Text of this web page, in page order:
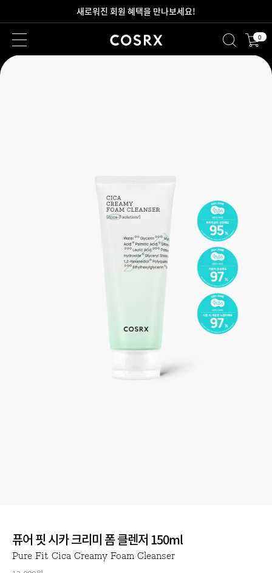
2만원 이상 무료 배송
새로워진 회원 혜택을 만나보세요! 0
퓨어 핏 시카 크리미 폼 클렌저 150ml
Pure Fit Cica Creamy Foam Cleanser